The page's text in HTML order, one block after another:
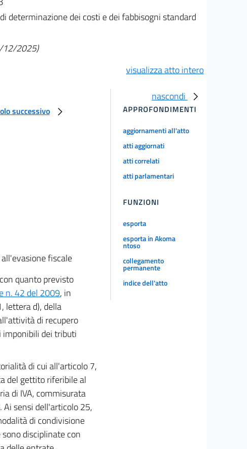
determinazione dei costi e dei fabbisogni standard
12/2025)
visualizza atto intero
successivo
fiscale
quanto previsto
n. 42 del 2009, in
lettera d), della
di recupero
dei tributi
di cui all'articolo 7,
del gettito riferibile al
di IVA, commisurata
sensi dell'articolo 25,
di condivisione
disciplinate con
nascondi
APPROFONDIMENTI
aggiornamenti all'atto
atti aggiornati
atti correlati
atti parlamentari
FUNZIONI
esporta
esporta in Akoma
ntoso
collegamento
permanente
indice dell'atto